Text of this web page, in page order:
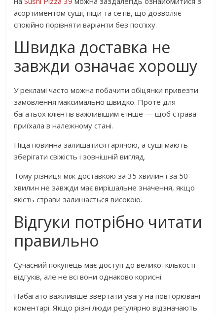
асортиментом суші, піци та сетів, що дозволяє
спокійно порівняти варіанти без поспіху.
Швидка доставка не
завжди означає хорошу
У рекламі часто можна побачити обіцянки привезти
замовлення максимально швидко. Проте для
багатьох клієнтів важливішим є інше — щоб страва
приїхала в належному стані.
Піца повинна залишатися гарячою, а суші мають
зберігати свіжість і зовнішній вигляд.
Тому різниця між доставкою за 35 хвилин і за 50
хвилин не завжди має вирішальне значення, якщо
якість страви залишається високою.
Відгуки потрібно читати
правильно
Сучасний покупець має доступ до великої кількості
відгуків, але не всі вони однаково корисні.
Набагато важливіше звертати увагу на повторювані
коментарі. Якщо різні люди регулярно відзначають